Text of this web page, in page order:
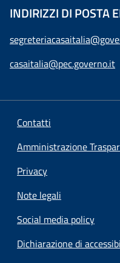
INDIRIZZI DI POSTA
casaitalia@pec.governo.it
Contatti
Amministrazione
Privacy
Note legali
Social media policy
Dichiarazione di